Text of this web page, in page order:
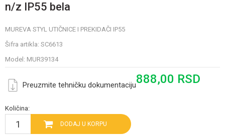
n/z IP55 bela
MUREVA STYL UTIČNICE I PREKIDAČI IP55
Šifra artikla: SC6613
Model: MUR39134
Preuzmite tehničku dokumentaciju888,00 RSD
Količina:
DODAJ U KORPU